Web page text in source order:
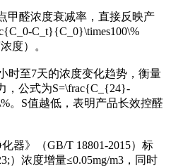
甲醛浓度衰减率，直接反映产
C_t}{C_0}\times100\%
度）。
时至7天的浓度变化趋势，衡量
，公式为S=\frac{C_{24}-
。S值越低，表明产品长效控醛
器》（GB/T 18801-2015）标
）浓度增量≤0.05mg/m3，同时